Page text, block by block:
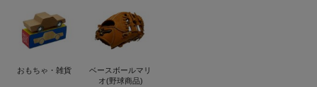
おもちゃ・雑貨
ベースボールマリ
オ(野球商品)